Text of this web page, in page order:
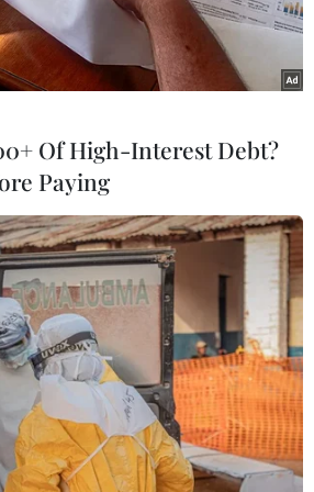
dầu Chevron tại trạm xăng ở bang
Mỹ. (Ảnh: AFP/TTXVN)
Chevron của Mỹ đã đạt
thủ Hess theo thỏa thuận
bằng cổ phiếu với giá 53 tỷ
Of High-Interest Debt?
Paying